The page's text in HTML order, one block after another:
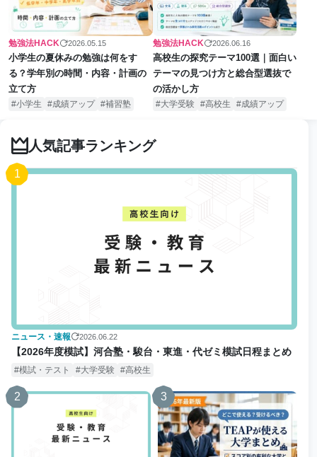
勉強法HACK 2026.05.15
小学生の夏休みの勉強は何をす
る？学年別の時間・内容・計画の
立て方
小学生 成績アップ 補習塾
勉強法HACK 2026.06.16
高校生の探究テーマ100選｜面白い
テーマの見つけ方と総合型選抜で
の活かし方
大学受験 高校生 成績アップ
人気記事ランキング
1
ニュース・速報 2026.06.22
【2026年度模試】河合塾・駿台・東進・代ゼミ模試日程まとめ
模試・テスト 大学受験 高校生
2 3